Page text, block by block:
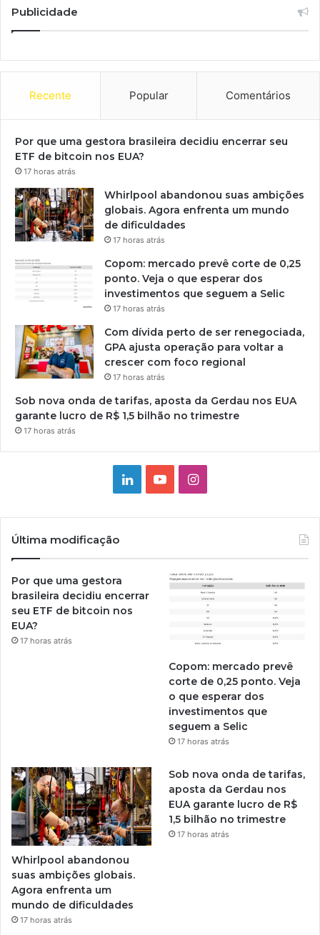
Publicidade
Recente Popular Comentários
Por que uma gestora brasileira decidiu encerrar seu
ETF de bitcoin nos EUA?
17 horas atrás
Whirlpool abandonou suas ambições
globais. Agora enfrenta um mundo
de dificuldades
17 horas atrás
Copom: mercado prevê corte de 0,25
ponto. Veja o que esperar dos
investimentos que seguem a Selic
17 horas atrás
Com dívida perto de ser renegociada,
GPA ajusta operação para voltar a
crescer com foco regional
17 horas atrás
Sob nova onda de tarifas, aposta da Gerdau nos EUA
garante lucro de R$ 1,5 bilhão no trimestre
17 horas atrás
LinkedinYouTubeInstagram
Última modificação
Por que uma gestora
brasileira decidiu encerrar
seu ETF de bitcoin nos
EUA?
17 horas atrás
Copom: mercado prevê
corte de 0,25 ponto. Veja
o que esperar dos
investimentos que
seguem a Selic
17 horas atrás
Whirlpool abandonou
suas ambições globais.
Agora enfrenta um
mundo de dificuldades
17 horas atrás
Sob nova onda de tarifas,
aposta da Gerdau nos
EUA garante lucro de R$
1,5 bilhão no trimestre
17 horas atrás